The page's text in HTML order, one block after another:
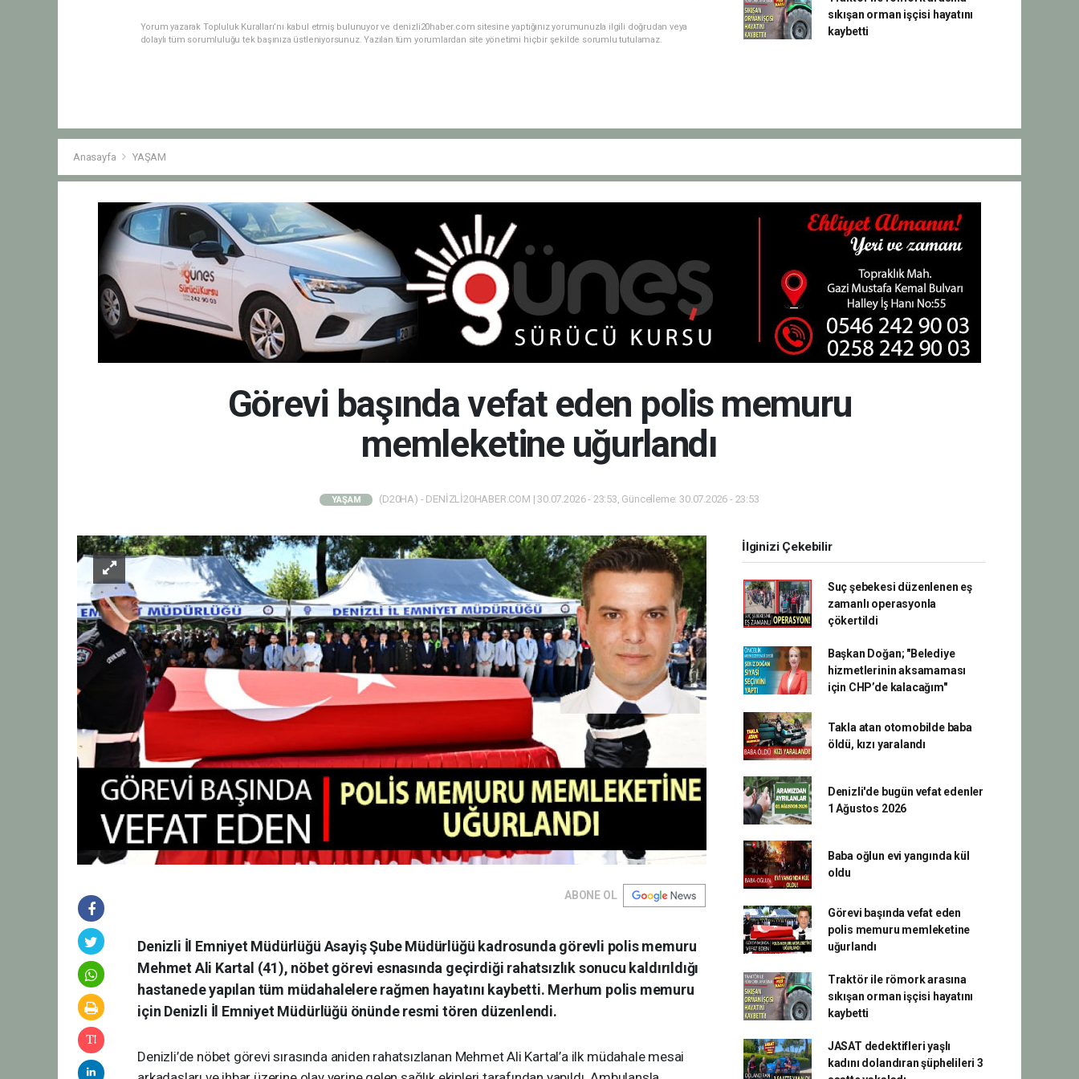
Yorum yazarak Topluluk Kuralları’nı kabul etmiş bulunuyor ve denizli20haber.com sitesine yaptığınız yorumunuzla ilgili doğrudan veya
dolaylı tüm sorumluluğu tek başınıza üstleniyorsunuz. Yazılan tüm yorumlardan site yönetimi hiçbir şekilde sorumlu tutulamaz.
sıkışan orman işçisi hayatını
kaybetti
Anasayfa YAŞAM
Görevi başında vefat eden polis memuru
memleketine uğurlandı
YAŞAM (D20HA) - DENİZLİ20HABER.COM | 30.07.2026 - 23:53, Güncelleme: 30.07.2026 - 23:53
ABONE OL
Denizli İl Emniyet Müdürlüğü Asayiş Şube Müdürlüğü kadrosunda görevli polis memuru
Mehmet Ali Kartal (41), nöbet görevi esnasında geçirdiği rahatsızlık sonucu kaldırıldığı
hastanede yapılan tüm müdahalelere rağmen hayatını kaybetti. Merhum polis memuru
için Denizli İl Emniyet Müdürlüğü önünde resmi tören düzenlendi.
Denizli’de nöbet görevi sırasında aniden rahatsızlanan Mehmet Ali Kartal’a ilk müdahale mesai
İlginizi Çekebilir
Suç şebekesi düzenlenen eş
zamanlı operasyonla
çökertildi
Başkan Doğan; "Belediye
hizmetlerinin aksamaması
için CHP’de kalacağım"
Takla atan otomobilde baba
öldü, kızı yaralandı
Denizli'de bugün vefat edenler
1 Ağustos 2026
Baba oğlun evi yangında kül
oldu
Görevi başında vefat eden
polis memuru memleketine
uğurlandı
Traktör ile römork arasına
sıkışan orman işçisi hayatını
kaybetti
JASAT dedektifleri yaşlı
kadını dolandıran şüphelileri 3